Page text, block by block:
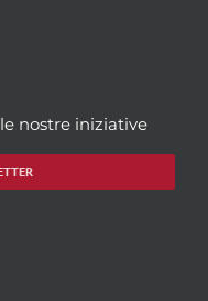
nostre iniziative